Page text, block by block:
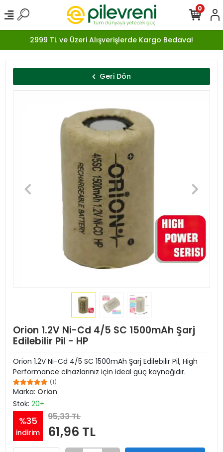
2999 TL ve Üzeri Alışverişlerde Kargo Bedava!
0
Geri Dön
Orion 1.2V Ni-Cd 4/5 SC 1500mAh Şarj
Edilebilir Pil - HP
Orion 1.2V Ni-Cd 4/5 SC 1500mAh Şarj Edilebilir Pil, High
Performance cihazlarınız için ideal güç kaynağıdır.
(1)
Marka: Orion
Stok: 20+
%35
indirim
95,33 TL
61,96 TL